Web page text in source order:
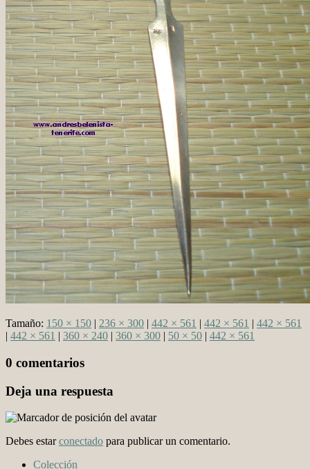
Tamaño: 150 × 150 | 236 × 300 | 442 × 561 | 442 × 561 | 442 × 561
| 442 × 561 | 360 × 240 | 360 × 300 | 50 × 50 | 442 × 561
0 comentarios
Deja una respuesta
Debes estarconectado para publicar un comentario.
Colección